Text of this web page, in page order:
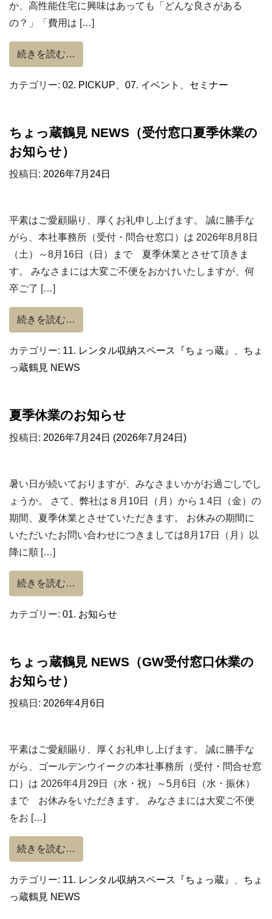
か、高性能住宅に興味はあっても「どんな良さがある
の？」「費用は […]
続きを読む…
カテゴリー: 02. PICKUP 07. イベント セミナー
ちょっ蔵鶴見 NEWS（受付窓口夏季休業の
お知らせ）
投稿日: 2026年7月24日
平素はご愛顧賜り、厚くお礼申し上げます。 誠に勝手な
がら、本社事務所（受付・問合せ窓口）は 2026年8月8日
（土）～8月16日（日）まで 夏季休業とさせて頂きま
す。 みなさまには大変ご不便をおかけいたしますが、何
卒ご了 […]
続きを読む…
カテゴリー: 11. レンタル収納スペース『ちょっ蔵』
ちょ
っ蔵鶴見 NEWS
夏季休業のお知らせ
投稿日: 2026年7月24日 (2026年7月24日)
暑い日が続いておりますが、みなさまいかがお過ごしでし
ょうか。 さて、弊社は８月10日（月）から１4日（金）の
期間、夏季休業とさせていただきます。 お休みの期間に
いただいたお問い合わせにつきましては8月17日（月）以
降に順 […]
続きを読む…
カテゴリー: 01. お知らせ
ちょっ蔵鶴見 NEWS（GW受付窓口休業の
お知らせ）
投稿日: 2026年4月6日
平素はご愛顧賜り、厚くお礼申し上げます。 誠に勝手な
がら、ゴールデンウイークの本社事務所（受付・問合せ窓
口）は 2026年4月29日（水・祝）～5月6日（水・振休）
まで お休みをいただきます。 みなさまには大変ご不便
をお […]
続きを読む…
カテゴリー: 11. レンタル収納スペース『ちょっ蔵』
ちょ
っ蔵鶴見 NEWS